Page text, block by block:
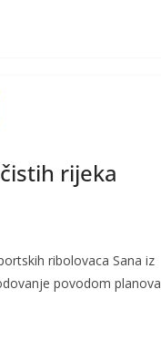
rijeka
ribolovaca Sana iz
povodom planova